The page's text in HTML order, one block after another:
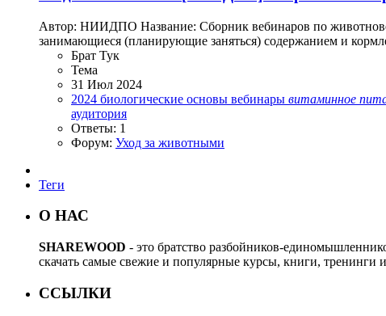
Автор: НИИДПО Название: Сборник вебинаров по
занимающиеся (планирующие заняться) содержанием и
Брат Тук
Тема
31 Июл 2024
2024 биологические основы вебинары витаминное
аудитория
Ответы: 1
Форум: Уход за животными
Теги
О НАС
SHAREWOOD - это братство разбойников-
скачать самые свежие и популярные курсы, книги,
ССЫЛКИ